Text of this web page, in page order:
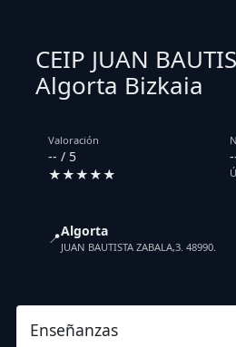
CEIP JUAN
Algorta Bizkaia
Valoración
-- / 5
★★★★★
📍Algorta
JUAN BAUTISTA ZABALA,3. 48990.
Enseñanzas